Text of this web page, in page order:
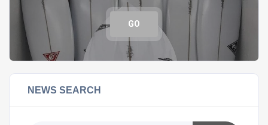
GO
NEWS SEARCH